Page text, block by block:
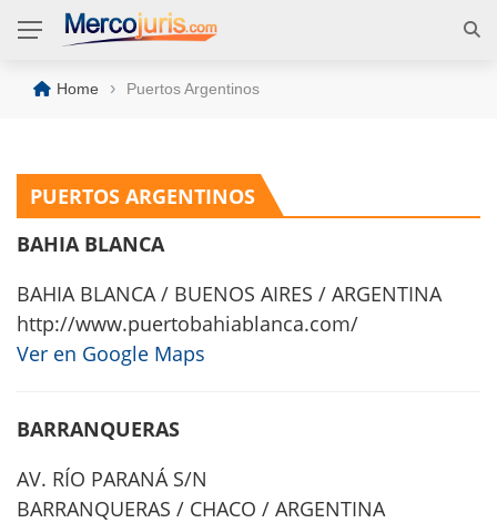
Home › Puertos Argentinos
PUERTOS ARGENTINOS
BAHIA BLANCA
BAHIA BLANCA / BUENOS AIRES / ARGENTINA
http://www.puertobahiablanca.com/
Ver en Google Maps
BARRANQUERAS
AV. RÍO PARANÁ S/N
BARRANQUERAS / CHACO / ARGENTINA